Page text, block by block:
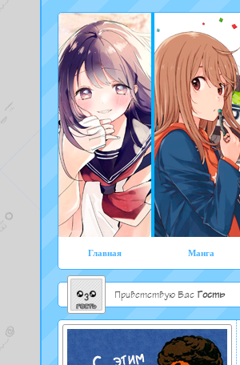
Главная Манга
Приветствую Вас Гость